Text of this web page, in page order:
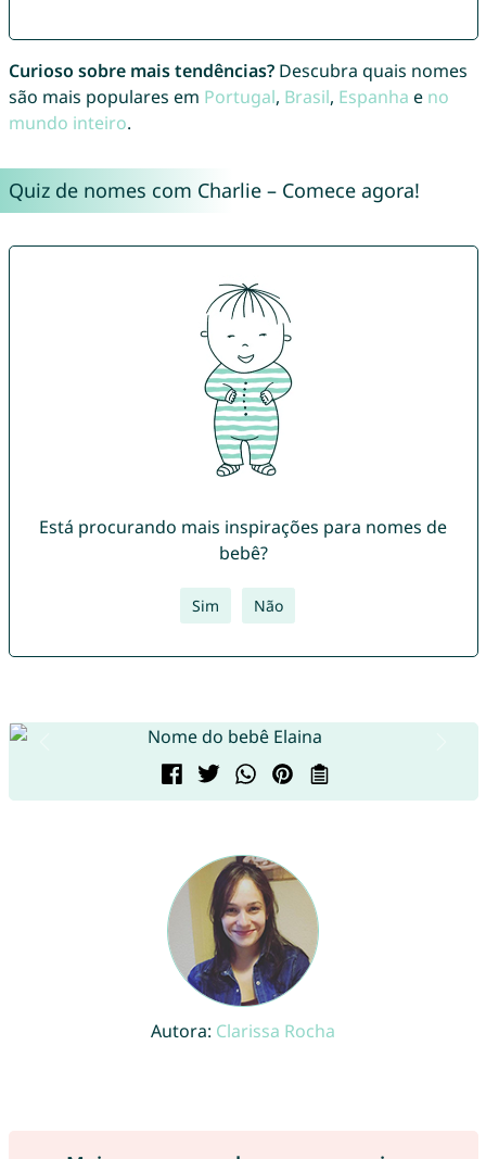
Curioso sobre mais tendências?Descubra quais nomes
são mais populares em Portugal, Brasil, Espanha e no
mundo inteiro.
Quiz de nomes com Charlie – Comece agora!
Está procurando mais inspirações para nomes de
bebê?
Sim Não
Autora: Clarissa Rocha